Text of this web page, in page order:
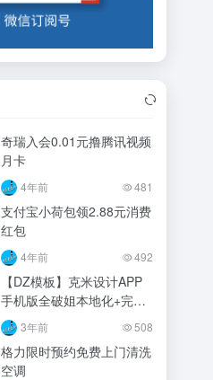
奇瑞入会0.01元撸腾讯视频
月卡
4年前 481
支付宝小荷包领2.88元消费
红包
4年前 492
【DZ模板】克米设计APP
手机版全破姐本地化+完美
使用 3年前 508
格力限时预约免费上门清洗
空调